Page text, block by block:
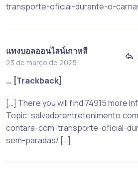
transporte-oficial-durante-o-
แทงบอลออนไลน์เกาหลี
23 de março de 2025
… [Trackback]
[…] There you will find 74915 more
Topic:
contara-com-transporte-oficial-
sem-paradas/ […]